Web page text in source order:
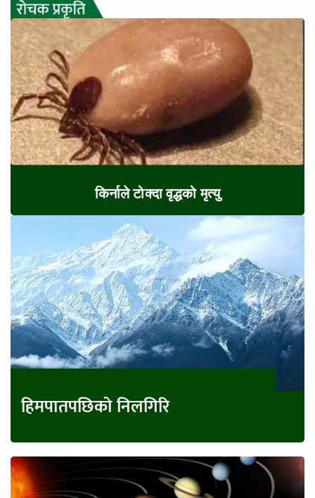
किर्नाले टोक्दा वृद्धको मृत्यु
हिमपातपछिको निलगिरि